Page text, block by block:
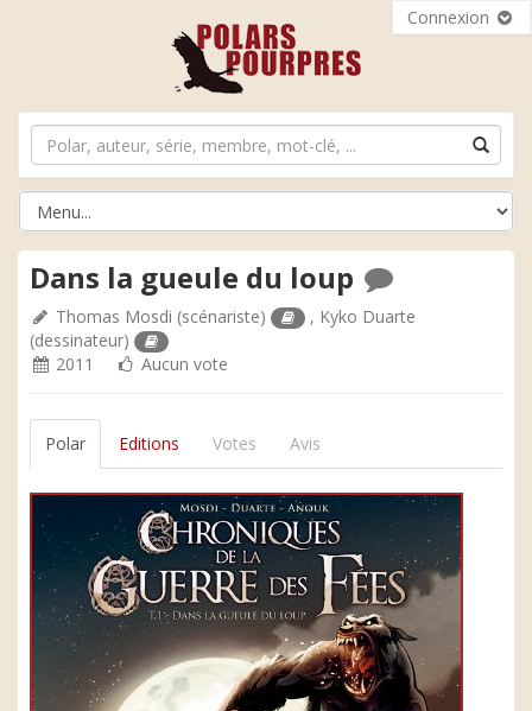
Connexion
Dans la gueule du loup
Thomas Mosdi (scénariste) , Kyko Duarte
(dessinateur)
2011
Aucun vote
Polar Editions Votes Avis